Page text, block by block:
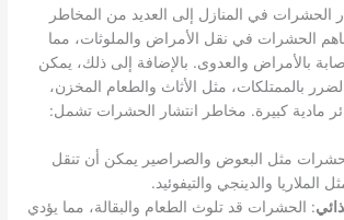
الحشرات في المنازل إلى العديد من المخاطر
الحشرات في نقل الأمراض والملوثات، مما
بالأمراض والعدوى. بالإضافة إلى ذلك، يمكن
بالممتلكات، مثل الأثاث والطعام المخزن،
مادية كبيرة. مخاطر انتشار الحشرات تشمل:
مثل البعوض والصراصير يمكن أن تنقل
والدينجي والتيفوئيد.
: الحشرات قد تلوث الطعام والبقالة، مما يؤدي